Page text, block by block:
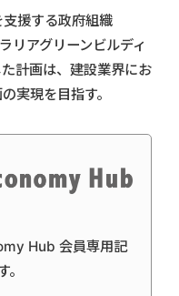
援する政府組織
リアグリーンビルディ
計画は、建設業界にお
実現を目指す。
Hub 会員専用記